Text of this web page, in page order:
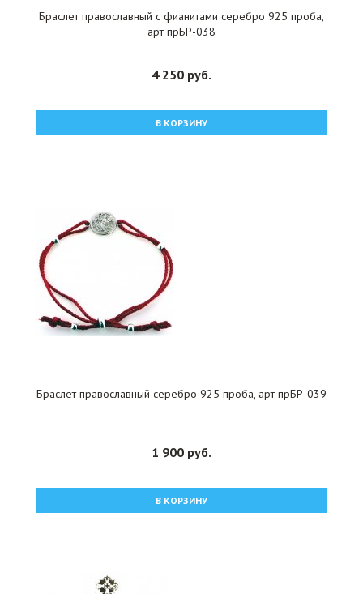
Браслет православный с фианитами серебро 925 проба,
арт прБР-038
4 250 руб.
В КОРЗИНУ
Браслет православный серебро 925 проба, арт прБР-039
1 900 руб.
В КОРЗИНУ